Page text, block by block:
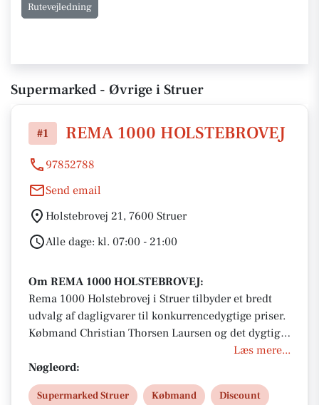
Rutevejledning
Supermarked - Øvrige i Struer
#1 REMA 1000 HOLSTEBROVEJ
97852788
Send email
Holstebrovej 21, 7600 Struer
Alle dage: kl. 07:00 - 21:00
Om REMA 1000 HOLSTEBROVEJ:
Rema 1000 Holstebrovej i Struer tilbyder et bredt
udvalg af dagligvarer til konkurrencedygtige priser.
Købmand Christian Thorsen Laursen og det dygtige
Læs mere...
Nøgleord:
Supermarked Struer Købmand Discount